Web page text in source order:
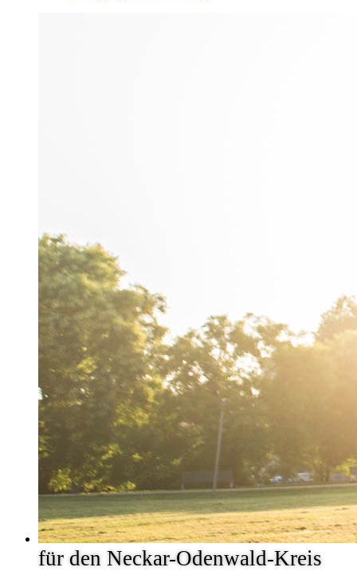
für den Neckar-Odenwald-Kreis